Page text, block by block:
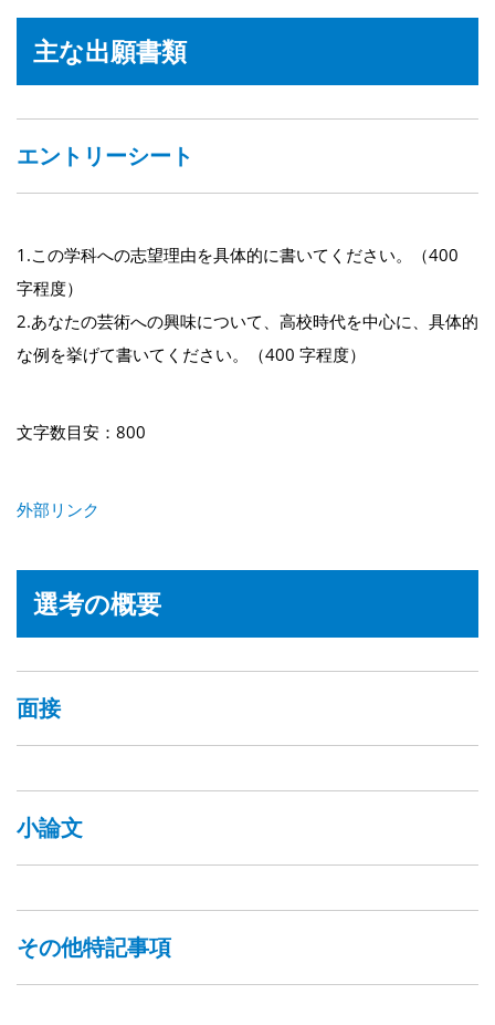
主な出願書類
エントリーシート
1.この学科への志望理由を具体的に書いてください。（400
字程度）
2.あなたの芸術への興味について、高校時代を中心に、具体的
な例を挙げて書いてください。（400 字程度）
文字数目安：800
外部リンク
選考の概要
面接
小論文
その他特記事項